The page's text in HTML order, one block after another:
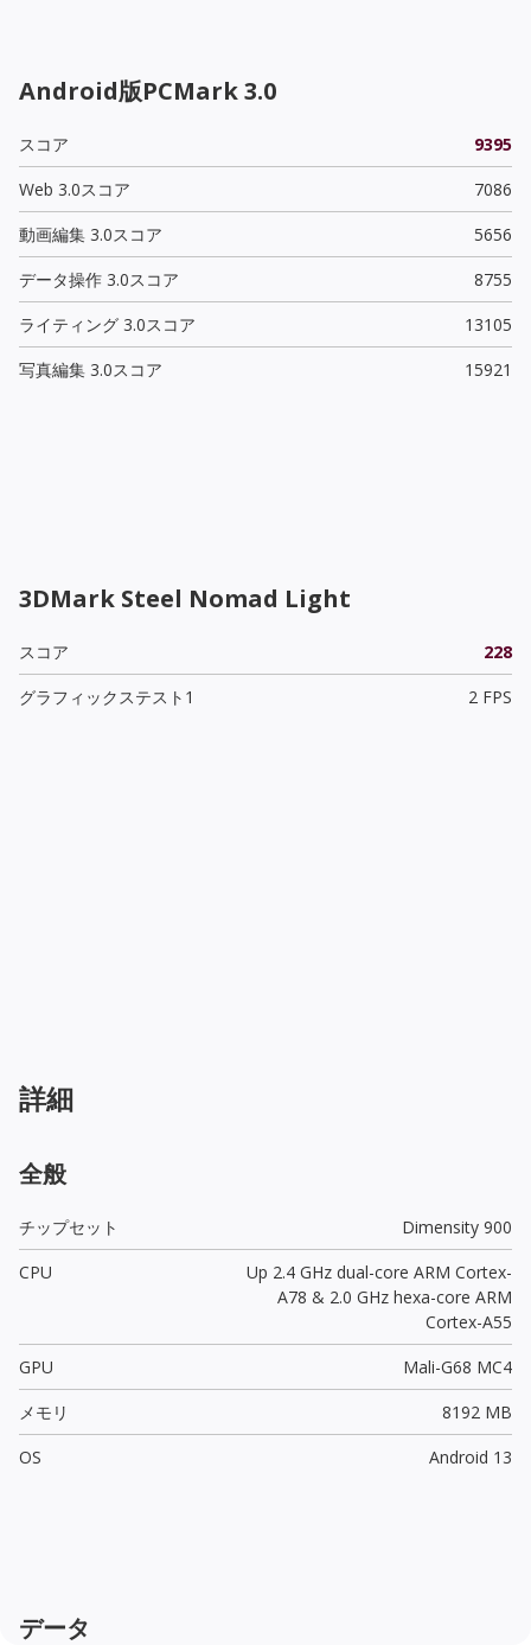
Android版PCMark 3.0
スコア
9395
Web 3.0スコア
7086
動画編集 3.0スコア
5656
データ操作 3.0スコア
8755
ライティング 3.0スコア
13105
写真編集 3.0スコア
15921
3DMark Steel Nomad Light
スコア
228
グラフィックステスト1
2 FPS
詳細
全般
チップセット
Dimensity 900
CPU
Up 2.4 GHz dual-core ARM Cortex-
A78 & 2.0 GHz hexa-core ARM
Cortex-A55
GPU
Mali-G68 MC4
メモリ
8192 MB
OS
Android 13
データ